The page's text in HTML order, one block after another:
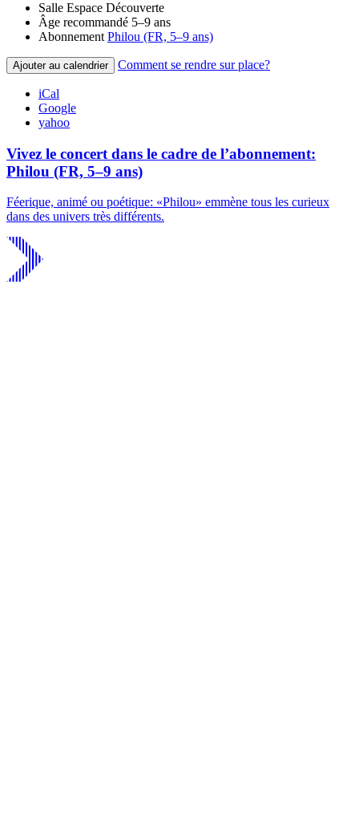
Salle Espace Découverte
Âge recommandé 5–9 ans
Abonnement Philou (FR, 5–9 ans)
Ajouter au calendrier Comment se rendre sur place?
iCal
Google
yahoo
Vivez le concert dans le cadre de l’abonnement:
Philou (FR, 5–9 ans)
Féerique, animé ou poétique: «Philou» emmène tous les curieux
dans des univers très différents.